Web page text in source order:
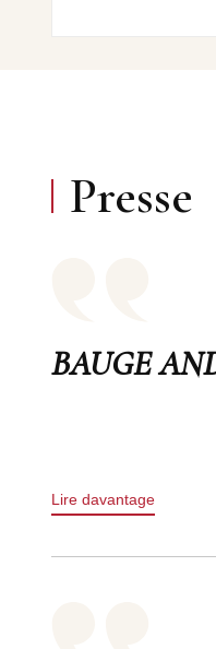
Presse
BAUGE
Lire davantage